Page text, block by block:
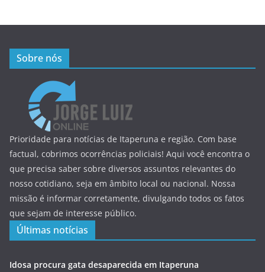
Sobre nós
Prioridade para notícias de Itaperuna e região. Com base
factual, cobrimos ocorrências policiais! Aqui você encontra o
que precisa saber sobre diversos assuntos relevantes do
nosso cotidiano, seja em âmbito local ou nacional. Nossa
missão é informar corretamente, divulgando todos os fatos
que sejam de interesse público.
Últimas notícias
Idosa procura gata desaparecida em Itaperuna